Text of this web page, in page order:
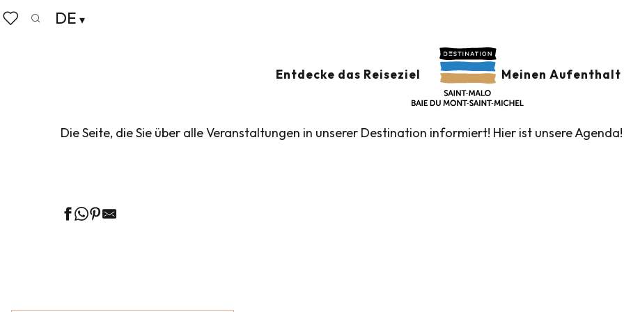
Aller
au
DE
Entdecke das Reiseziel Meinen
Startseite
VERANSTALTUNGSKALENDERAjouter
Die Seite, die Sie über alle Veranstaltungen in unserer Destination informiert! Hier ist unsere Agenda!